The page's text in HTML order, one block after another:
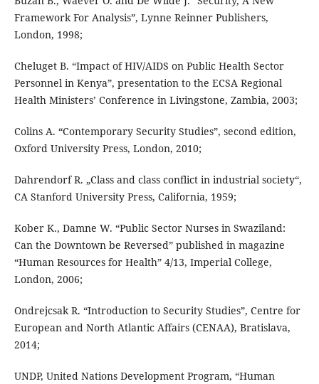
Framework For Analysis”, Lynne Reinner Publishers,
London, 1998;
Cheluget B. “Impact of HIV/AIDS on Public Health Sector
Personnel in Kenya”, presentation to the ECSA Regional
Health Ministers’ Conference in Livingstone, Zambia, 2003;
Colins A. “Contemporary Security Studies”, second edition,
Oxford University Press, London, 2010;
Dahrendorf R. „Class and class conflict in industrial society“,
CA Stanford University Press, California, 1959;
Kober K., Damne W. “Public Sector Nurses in Swaziland:
Can the Downtown be Reversed” published in magazine
“Human Resources for Health” 4/13, Imperial College,
London, 2006;
Ondrejcsak R. “Introduction to Security Studies”, Centre for
European and North Atlantic Affairs (CENAA), Bratislava,
2014;
UNDP, United Nations Development Program, “Human